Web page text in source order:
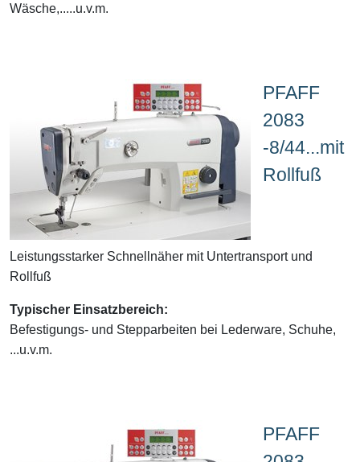
Wäsche,.....u.v.m.
PFAFF
2083
-8/44...mit
Rollfuß
Leistungsstarker Schnellnäher mit Untertransport und
Rollfuß
Typischer Einsatzbereich:
Befestigungs- und Stepparbeiten bei Lederware, Schuhe,
...u.v.m.
PFAFF